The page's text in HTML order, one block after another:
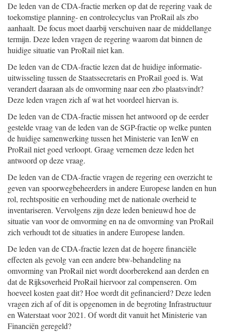
De leden van de CDA-fractie merken op dat de regering vaak de
toekomstige planning- en controlecyclus van ProRail als zbo
aanhaalt. De focus moet daarbij verschuiven naar de middellange
termijn. Deze leden vragen de regering waarom dat binnen de
huidige situatie van ProRail niet kan.
De leden van de CDA-fractie lezen dat de huidige informatie-
uitwisseling tussen de Staatssecretaris en ProRail goed is. Wat
verandert daaraan als de omvorming naar een zbo plaatsvindt?
Deze leden vragen zich af wat het voordeel hiervan is.
De leden van de CDA-fractie missen het antwoord op de eerder
gestelde vraag van de leden van de SGP-fractie op welke punten
de huidige samenwerking tussen het Ministerie van IenW en
ProRail niet goed verloopt. Graag vernemen deze leden het
antwoord op deze vraag.
De leden van de CDA-fractie vragen de regering een overzicht te
geven van spoorwegbeheerders in andere Europese landen en hun
rol, rechtspositie en verhouding met de nationale overheid te
inventariseren. Vervolgens zijn deze leden benieuwd hoe de
situatie van voor de omvorming en na de omvorming van ProRail
zich verhoudt tot de situaties in andere Europese landen.
De leden van de CDA-fractie lezen dat de hogere financiële
effecten als gevolg van een andere btw-behandeling na
omvorming van ProRail niet wordt doorberekend aan derden en
dat de Rijksoverheid ProRail hiervoor zal compenseren. Om
hoeveel kosten gaat dit? Hoe wordt dit gefinancierd? Deze leden
vragen zich af of dit is opgenomen in de begroting Infrastructuur
en Waterstaat voor 2021. Of wordt dit vanuit het Ministerie van
Financiën geregeld?